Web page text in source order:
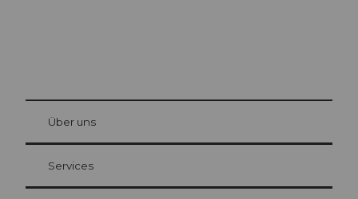
Gästekarte Luzern
Ihre Vorteile als Übernachtungsgast
at Bre
Über uns
Services